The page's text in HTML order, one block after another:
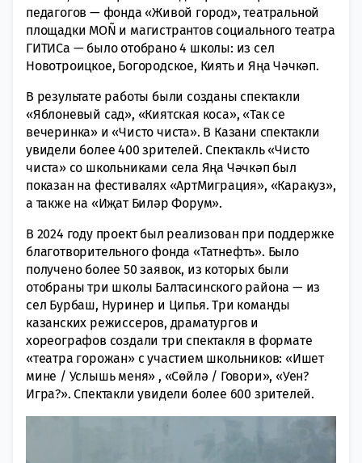
педагогов — фонда «Живой город», театральной
площадки MOÑ и магистрантов социального театра
ГИТИСа — было отобрано 4 школы: из сел
Новотроицкое, Богородское, Киять и Яңа Чәчкәп.
В результате работы были созданы спектакли
«Яблоневый сад», «Киятская коса», «Так се
вечеринка» и «Чисто чиста». В Казани спектакли
увидели более 400 зрителей. Спектакль «Чисто
чиста» со школьниками села Яңа Чәчкәп был
показан на фестивалях «АртМиграция», «Каракуз»,
а также на «Иҗат Биләр Форум».
В 2024 году проект был реализован при поддержке
благотворительного фонда «Татнефть». Было
получено более 50 заявок, из которых были
отобраны три школы Балтасинского района — из
сел Бурбаш, Нуринер и Ципья. Три команды
казанских режиссеров, драматургов и
хореографов создали три спектакля в формате
«театра горожан» с участием школьников: «Ишет
мине / Услышь меня» , «Сөйлә / Говори», «Уен?
Игра?». Спектакли увидели более 600 зрителей.